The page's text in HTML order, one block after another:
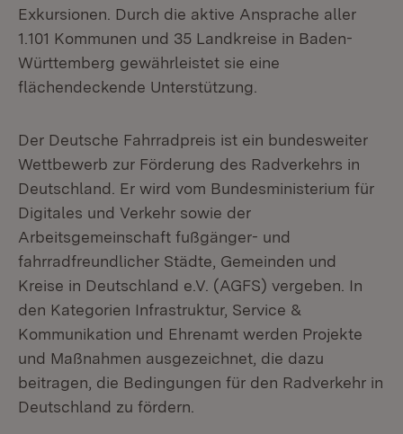
Exkursionen. Durch die aktive Ansprache aller
1.101 Kommunen und 35 Landkreise in Baden-
Württemberg gewährleistet sie eine
flächendeckende Unterstützung.
Der Deutsche Fahrradpreis ist ein bundesweiter
Wettbewerb zur Förderung des Radverkehrs in
Deutschland. Er wird vom Bundesministerium für
Digitales und Verkehr sowie der
Arbeitsgemeinschaft fußgänger- und
fahrradfreundlicher Städte, Gemeinden und
Kreise in Deutschland e.V. (AGFS) vergeben. In
den Kategorien Infrastruktur, Service &
Kommunikation und Ehrenamt werden Projekte
und Maßnahmen ausgezeichnet, die dazu
beitragen, die Bedingungen für den Radverkehr in
Deutschland zu fördern.